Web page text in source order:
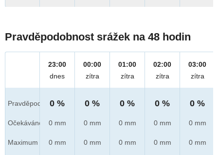
Pravděpodobnost srážek na 48 hodin
Pravděpod.
Očekáváno
Maximum
23:00
dnes
0 %
0 mm
0 mm
00:00
zítra
0 %
0 mm
0 mm
01:00
zítra
0 %
0 mm
0 mm
02:00
zítra
0 %
0 mm
0 mm
03:00
zítra
0 %
0 mm
0 mm